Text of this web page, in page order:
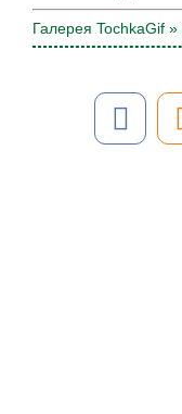
Галерея TochkaGif »